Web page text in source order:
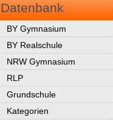
Datenbank
BY Gymnasium
BY Realschule
NRW Gymnasium
RLP
Grundschule
Kategorien